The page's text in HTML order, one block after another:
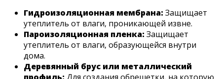
Гидроизоляционная мембрана: Защищает
утеплитель от влаги‚ проникающей извне.
Пароизоляционная пленка: Защищает
утеплитель от влаги‚ образующейся внутри
дома.
Деревянный брус или металлический